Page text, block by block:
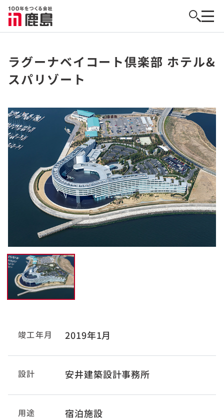
ラグーナベイコート倶楽部 ホテル&
スパリゾート
竣工年月 2019年1月
設計 安井建築設計事務所
用途 宿泊施設